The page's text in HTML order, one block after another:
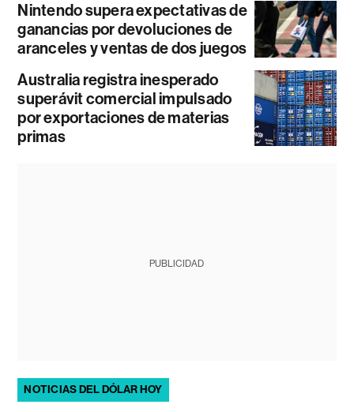
Nintendo supera expectativas de
ganancias por devoluciones de
aranceles y ventas de dos juegos
Australia registra inesperado
superávit comercial impulsado
por exportaciones de materias
primas
PUBLICIDAD
NOTICIAS DEL DÓLAR HOY